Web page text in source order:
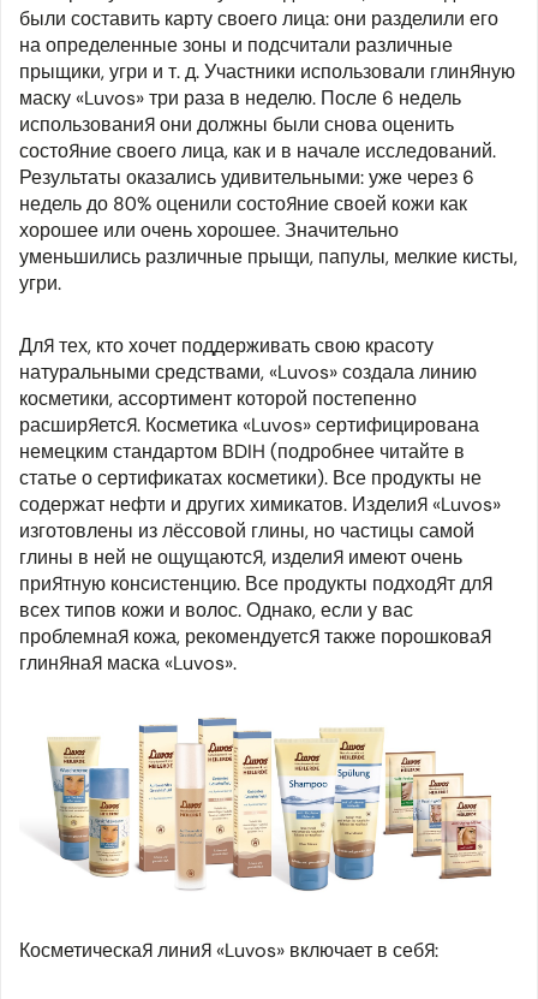
были составить карту своего лица: они разделили его
на определенные зоны и подсчитали различные
прыщики, угри и т. д. Участники использовали глиняную
маску «Luvos» три раза в неделю. После 6 недель
использования они должны были снова оценить
состояние своего лица, как и в начале исследований.
Результаты оказались удивительными: уже через 6
недель до 80% оценили состояние своей кожи как
хорошее или очень хорошее. Значительно
уменьшились различные прыщи, папулы, мелкие кисты,
угри.
Для тех, кто хочет поддерживать свою красоту
натуральными средствами, «Luvos» создала линию
косметики, ассортимент которой постепенно
расширяется. Косметика «Luvos» сертифицирована
немецким стандартом BDIH (подробнее читайте в
статье о сертификатах косметики). Все продукты не
содержат нефти и других химикатов. Изделия «Luvos»
изготовлены из лёссовой глины, но частицы самой
глины в ней не ощущаются, изделия имеют очень
приятную консистенцию. Все продукты подходят для
всех типов кожи и волос. Однако, если у вас
проблемная кожа, рекомендуется также порошковая
глиняная маска «Luvos».
Косметическая линия «Luvos» включает в себя: